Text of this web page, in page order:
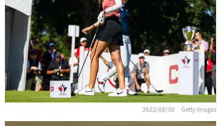
2022/08/30 Getty Images